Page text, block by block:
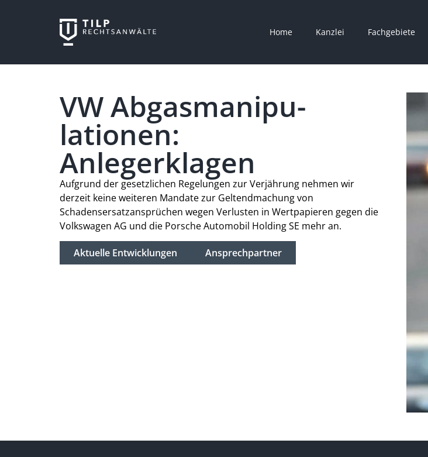
Home Kanzlei Fachgebiete
VW Abgasmanipu-
lationen:
Anlegerklagen
Aufgrund der gesetzlichen Regelungen zur Verjährung nehmen wir
derzeit keine weiteren Mandate zur Geltendmachung von
Schadensersatzansprüchen wegen Verlusten in Wertpapieren gegen die
Volkswagen AG und die Porsche Automobil Holding SE mehr an.
Aktuelle Entwicklungen Ansprechpartner